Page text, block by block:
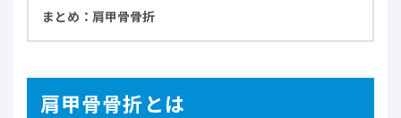
まとめ：肩甲骨骨折
肩甲骨骨折とは